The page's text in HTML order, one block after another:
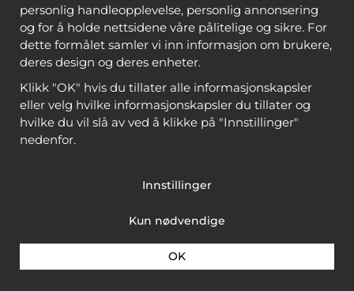
personlig handleopplevelse, personlig annonsering
og for å holde nettsidene våre pålitelige og sikre. For
dette formålet samler vi inn informasjon om brukere,
deres design og deres enheter.
Klikk "OK" hvis du tillater alle informasjonskapsler
eller velg hvilke informasjonskapsler du tillater og
hvilke du vil slå av ved å klikke på "Innstillinger"
nedenfor.
Innstillinger
Kun nødvendige
OK